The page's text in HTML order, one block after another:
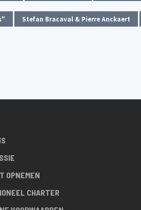
Stefan Bracaval & Pierre Anckaert
OPNEMEN
CHARTER